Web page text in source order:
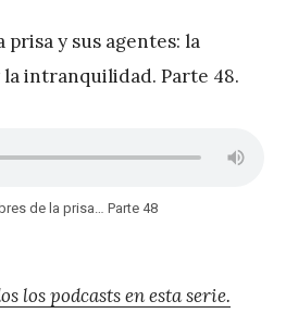
prisa y sus agentes: la
la intranquilidad. Parte 48.
de la prisa… Parte 48
los podcasts en esta serie.